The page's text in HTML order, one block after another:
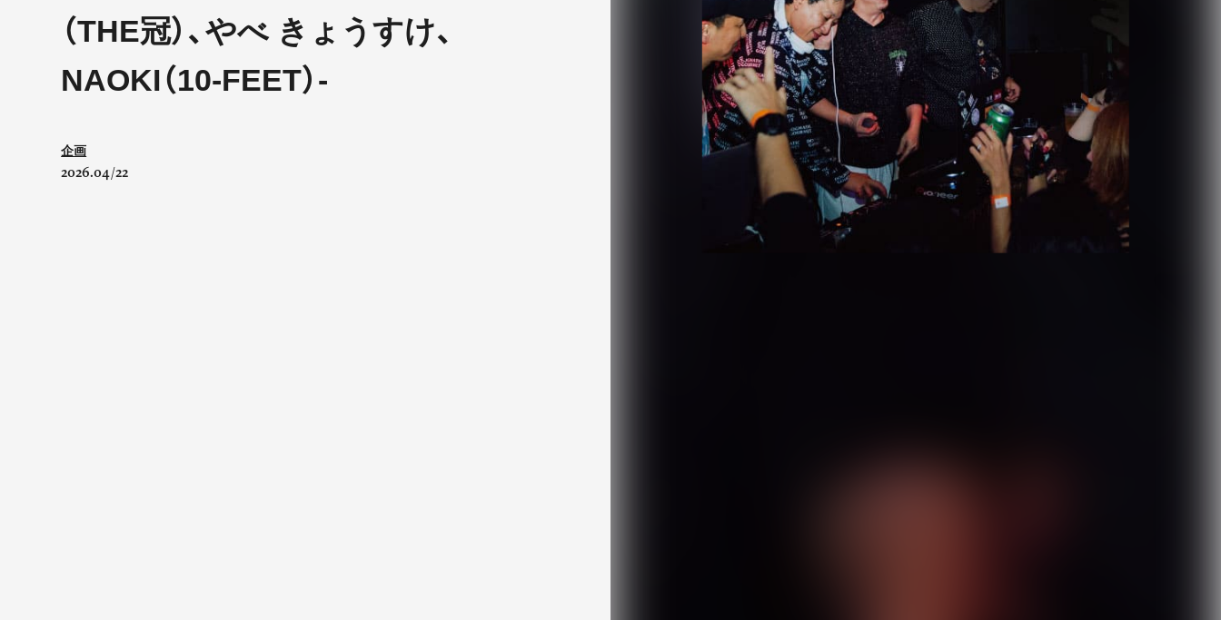
（THE冠）、やべ きょうすけ、
NAOKI（10-FEET）-
企画
2026.04/22